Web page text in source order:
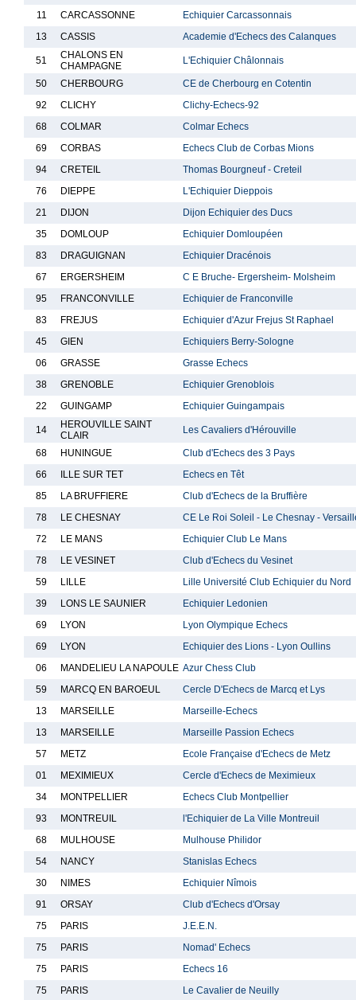
11
CARCASSONNE
Echiquier Carcassonnais
13
CASSIS Academie d'Echecs des Calanques
51
CHALONS EN
CHAMPAGNE
L'Echiquier Châlonnais
50 CHERBOURG
CE de Cherbourg en Cotentin
92
CLICHY
Clichy-Echecs-92
68
COLMAR
Colmar Echecs
69
CORBAS
Echecs Club de Corbas Mions
94
CRETEIL
Thomas Bourgneuf - Creteil
76
DIEPPE
L'Echiquier Dieppois
21
DIJON
Dijon Echiquier des Ducs
35
DOMLOUP
Echiquier Domloupéen
83
DRAGUIGNAN
Echiquier Dracénois
67
ERGERSHEIM
C E Bruche- Ergersheim- Molsheim
95
FRANCONVILLE
Echiquier de Franconville
83
FREJUS
Echiquier d'Azur Frejus St Raphael
45
GIEN
Echiquiers Berry-Sologne
06
GRASSE
Grasse Echecs
38
GRENOBLE
Echiquier Grenoblois
22
GUINGAMP Echiquier Guingampais
14
HEROUVILLE SAINT
CLAIR
Les Cavaliers d'Hérouville
68 HUNINGUE
Club d'Echecs des 3 Pays
66
ILLE SUR TET
Echecs en Têt
85
LA BRUFFIERE
Club d'Echecs de la Bruffière
78
LE CHESNAY
CE Le Roi Soleil - Le Chesnay -
72
LE MANS
Echiquier Club Le Mans
78
LE VESINET
Club d'Echecs du Vesinet
59
LILLE
Lille Université Club Echiquier du Nord
39
LONS LE SAUNIER
Echiquier Ledonien
69
LYON
Lyon Olympique Echecs
69
LYON
Echiquier des Lions - Lyon Oullins
06
MANDELIEU LA NAPOULE Azur Chess Club
59
MARCQ EN BAROEUL
Cercle D'Echecs de Marcq et Lys
13
MARSEILLE
Marseille-Echecs
13
MARSEILLE
Marseille Passion Echecs
57
METZ
Ecole Française d'Echecs de Metz
01
MEXIMIEUX
Cercle d'Echecs de Meximieux
34
MONTPELLIER
Echecs Club Montpellier
93
MONTREUIL
l'Echiquier de La Ville Montreuil
68
MULHOUSE
Mulhouse Philidor
54
NANCY
Stanislas Echecs
30
NIMES
Echiquier Nîmois
91
ORSAY
Club d'Echecs d'Orsay
75
PARIS
J.E.E.N.
75
PARIS
Nomad' Echecs
75
PARIS
Echecs 16
75
PARIS Le Cavalier de Neuilly